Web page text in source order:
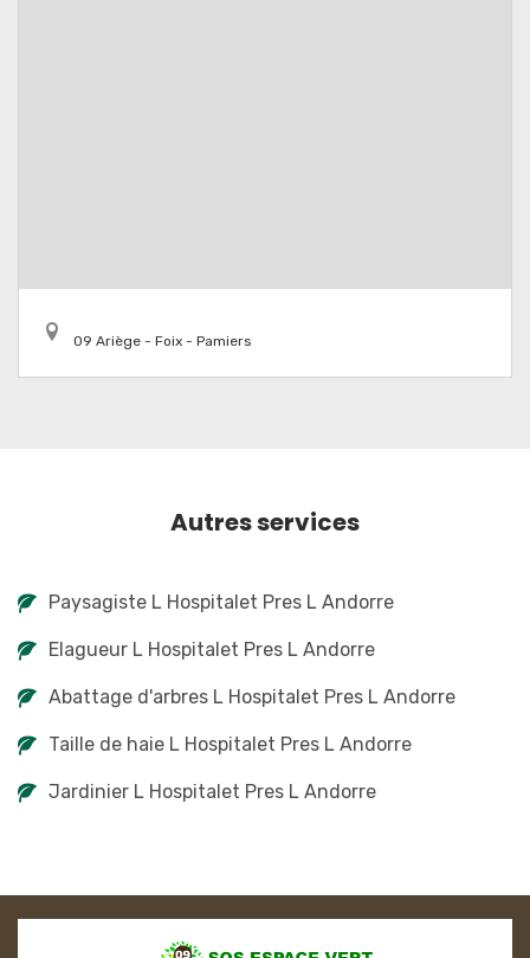
09 Ariège - Foix - Pamiers
Autres services
Paysagiste L Hospitalet Pres L Andorre
Elagueur L Hospitalet Pres L Andorre
Abattage d'arbres L Hospitalet Pres L Andorre
Taille de haie L Hospitalet Pres L Andorre
Jardinier L Hospitalet Pres L Andorre